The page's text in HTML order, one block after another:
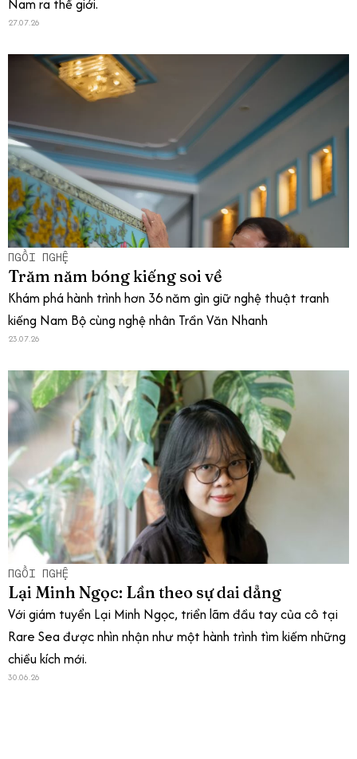
Nam ra thế giới.
27.07.26
NGỒI NGHỆ
Trăm năm bóng kiếng soi về
Khám phá hành trình hơn 36 năm gìn giữ nghệ thuật tranh
kiếng Nam Bộ cùng nghệ nhân Trần Văn Nhanh
23.07.26
NGỒI NGHỆ
Lại Minh Ngọc: Lần theo sự dai dẳng
Với giám tuyển Lại Minh Ngọc, triển lãm đầu tay của cô tại
Rare Sea được nhìn nhận như một hành trình tìm kiếm những
chiều kích mới.
30.06.26